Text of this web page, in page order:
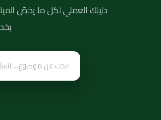
دليلك العملي لكل ما يخصّ